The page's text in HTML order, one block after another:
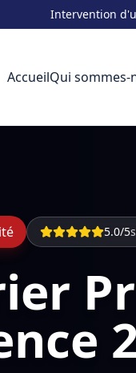
Intervention
AccueilQui sommes-
5.0/5